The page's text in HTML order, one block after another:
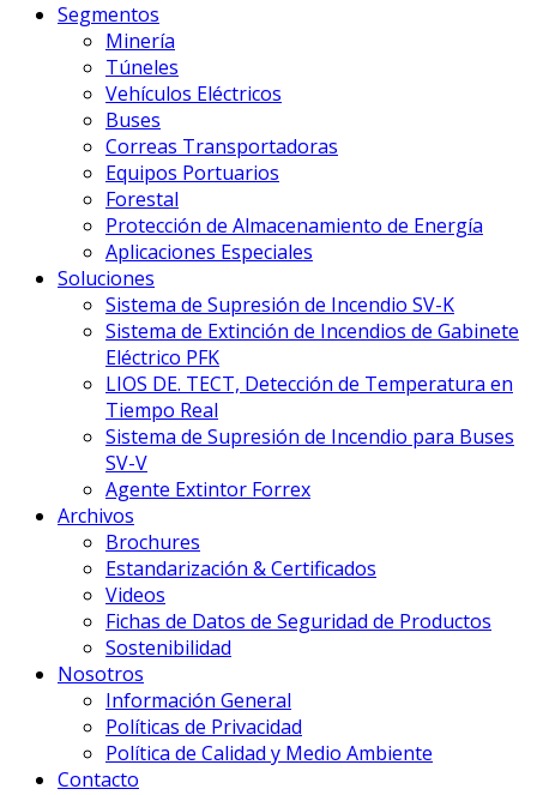
Segmentos
Minería
Túneles
Vehículos Eléctricos
Buses
Correas Transportadoras
Equipos Portuarios
Forestal
Protección de Almacenamiento de Energía
Aplicaciones Especiales
Soluciones
Sistema de Supresión de Incendio SV-K
Sistema de Extinción de Incendios de Gabinete
Eléctrico PFK
LIOS DE. TECT, Detección de Temperatura en
Tiempo Real
Sistema de Supresión de Incendio para Buses
SV-V
Agente Extintor Forrex
Archivos
Brochures
Estandarización & Certificados
Videos
Fichas de Datos de Seguridad de Productos
Sostenibilidad
Nosotros
Información General
Políticas de Privacidad
Política de Calidad y Medio Ambiente
Contacto